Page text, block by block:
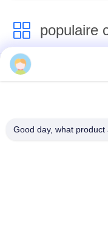
populaire
Verdedigingsbarrière
Good day, what